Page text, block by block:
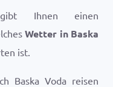
gibt Ihnen einen
Wetter in Baska
ist.
Baska Voda reisen